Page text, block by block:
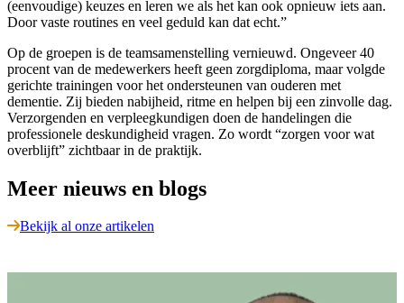
(eenvoudige) keuzes en leren we als het kan ook opnieuw iets aan.
Door vaste routines en veel geduld kan dat echt.”
Op de groepen is de teamsamenstelling vernieuwd. Ongeveer 40
procent van de medewerkers heeft geen zorgdiploma, maar volgde
gerichte trainingen voor het ondersteunen van ouderen met
dementie. Zij bieden nabijheid, ritme en helpen bij een zinvolle dag.
Verzorgenden en verpleegkundigen doen de handelingen die
professionele deskundigheid vragen. Zo wordt “zorgen voor wat
overblijft” zichtbaar in de praktijk.
Meer nieuws en blogs
Bekijk al onze artikelen